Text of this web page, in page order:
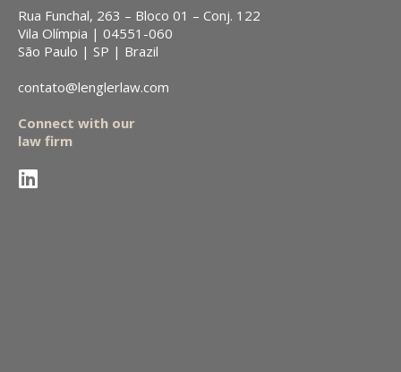
Rua Funchal, 263 – Bloco 01 – Conj. 122
Vila Olímpia | 04551-060
São Paulo | SP | Brazil
contato@lenglerlaw.com
Connect with our
law firm